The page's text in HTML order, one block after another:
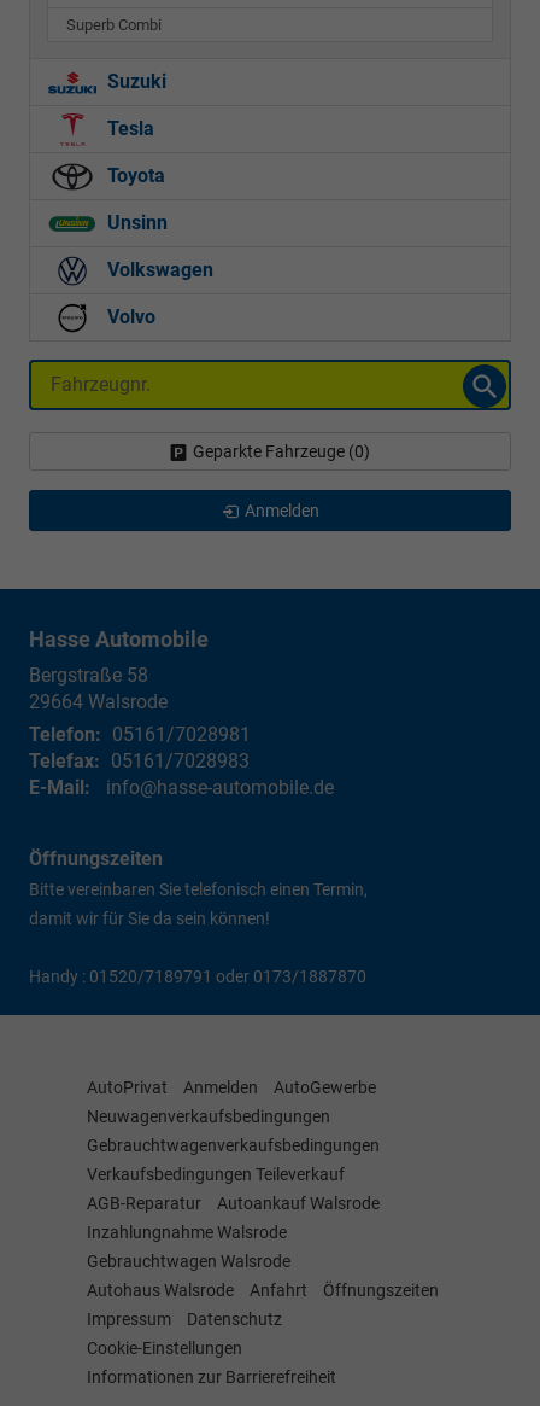
Superb Combi
Suzuki
Tesla
Toyota
Unsinn
Volkswagen
Volvo
Fahrzeugnr.
Geparkte Fahrzeuge (0)
Anmelden
Hasse Automobile
Bergstraße 58
29664 Walsrode
Telefon: 05161/7028981
Telefax: 05161/7028983
E-Mail:
info@hasse-automobile.de
Öffnungszeiten
Bitte vereinbaren Sie telefonisch einen Termin,
damit wir für Sie da sein können!
Handy : 01520/7189791 oder 0173/1887870
AutoPrivat Anmelden
AutoGewerbe
Neuwagenverkaufsbedingungen
Gebrauchtwagenverkaufsbedingungen
Verkaufsbedingungen Teileverkauf
AGB-Reparatur
Autoankauf Walsrode
Inzahlungnahme Walsrode
Gebrauchtwagen Walsrode
Autohaus Walsrode
Anfahrt
Öffnungszeiten
Impressum
Datenschutz
Cookie-Einstellungen
Informationen zur Barrierefreiheit